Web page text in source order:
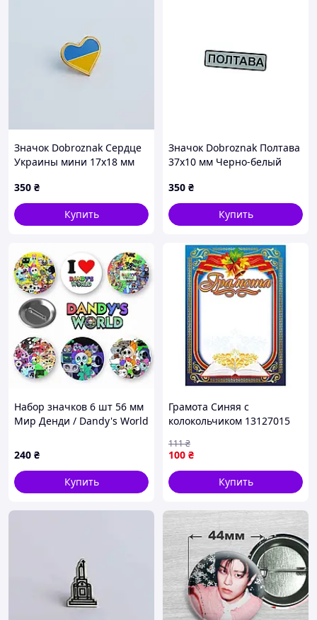
Значок Dobroznak Сердце
Украины мини 17х18 мм
350 ₴
Купить
Значок Dobroznak Полтава
37х10 мм Черно-белый
350 ₴
Купить
Набор значков 6 шт 56 мм
Мир Денди / Dandy's World
240 ₴
Купить
Грамота Синяя с
колокольчиком 13127015
г/м2 матовая
100 ₴
111₴
Купить